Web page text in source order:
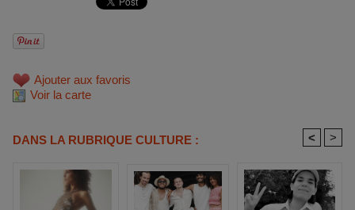
Ajouter aux favoris
Voir la carte
DANS LA RUBRIQUE CULTURE : < >